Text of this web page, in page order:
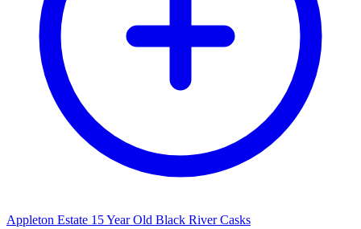
Appleton Estate 15 Year Old Black River Casks